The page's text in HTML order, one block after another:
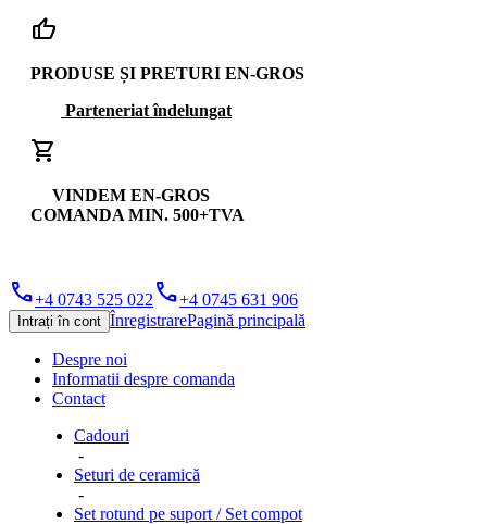
thumb_up
PRODUSE ȘI PRETURI EN-GROS
Parteneriat îndelungat
shopping_cart
VINDEM EN-GROS
COMANDA MIN. 500+TVA
phone+4 0743 525 022 phone+4 0745 631 906
Intrați în cont ÎnregistrarePagină principală
Despre noi
Informatii despre comanda
Contact
Cadouri
-
Seturi de ceramică
-
Set rotund pe suport / Set compot